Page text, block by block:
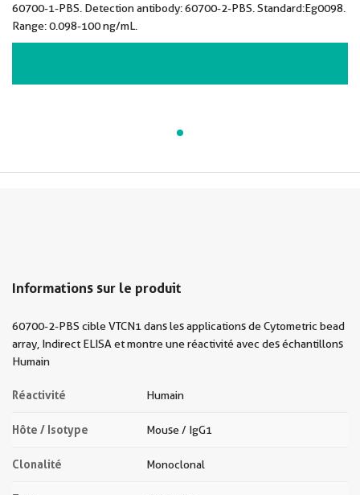
60700-1-PBS. Detection antibody: 60700-2-PBS. Standard:Eg0098.
Range: 0.098-100 ng/mL.
Informations sur le produit
60700-2-PBS cible VTCN1 dans les applications de Cytometric bead
array, Indirect ELISA et montre une réactivité avec des échantillons
Humain
Réactivité Humain
Hôte / Isotype Mouse / IgG1
Clonalité Monoclonal